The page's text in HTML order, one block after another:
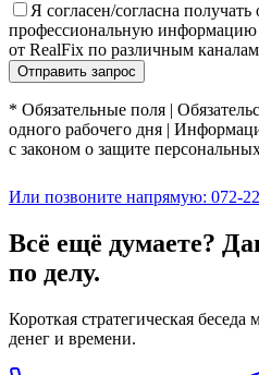
Я согласен/согласна
профессиональную
от RealFix по различным каналам
Отправить запрос
* Обязательные поля |
одного рабочего дня |
с законом о защите
Или позвоните напрямую: 072-
Всё ещё думаете?
по делу.
Короткая стратегическая
денег и времени.